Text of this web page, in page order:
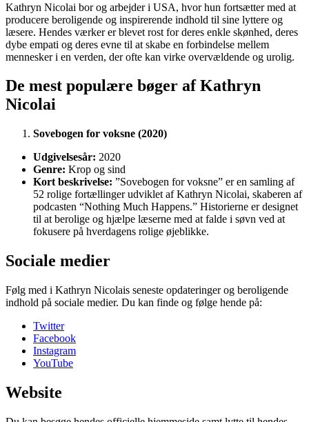
Kathryn Nicolai bor og arbejder i USA, hvor hun fortsætter med at
producere beroligende og inspirerende indhold til sine lyttere og
læsere. Hendes værker er blevet rost for deres enkle skønhed, deres
dybe empati og deres evne til at skabe en forbindelse mellem
mennesker i en verden, der ofte kan virke overvældende og urolig.
De mest populære bøger af Kathryn
Nicolai
Sovebogen for voksne (2020)
Udgivelsesår: 2020
Genre: Krop og sind
Kort beskrivelse: ”Sovebogen for voksne” er en samling af
52 rolige fortællinger udviklet af Kathryn Nicolai, skaberen af
podcasten “Nothing Much Happens.” Historierne er designet
til at berolige og hjælpe læserne med at falde i søvn ved at
fokusere på hverdagens rolige øjeblikke.
Sociale medier
Følg med i Kathryn Nicolais seneste opdateringer og beroligende
indhold på sociale medier. Du kan finde og følge hende på:
Twitter
Facebook
Instagram
YouTube
Website